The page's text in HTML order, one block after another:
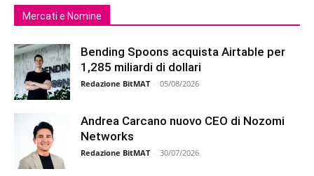
Mercati e Nomine
Bending Spoons acquista Airtable per
1,285 miliardi di dollari
Redazione BitMAT - 05/08/2026
Andrea Carcano nuovo CEO di Nozomi
Networks
Redazione BitMAT - 30/07/2026